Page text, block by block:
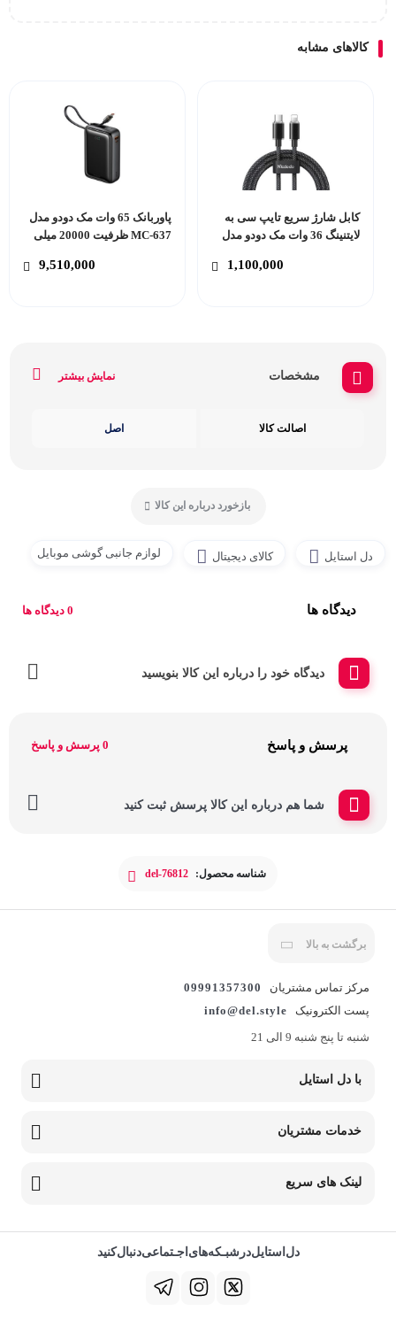
کالاهای مشابه
کابل شارژ سریع تایپ سی به
لایتنینگ 36 وات مک دودو مدل
1,100,000
پاوربانک 65 وات مک دودو مدل
MC-637 ظرفیت 20000 میلی
9,510,000
مشخصات نمایش بیشتر
اصالت کالا اصل
بازخورد درباره این کالا
دل استایل کالای دیجیتال لوازم جانبی گوشی موبایل
دیدگاه ها 0 دیدگاه ها
دیدگاه خود را درباره این کالا بنویسید
پرسش و پاسخ 0 پرسش و پاسخ
شما هم درباره این کالا پرسش ثبت کنید
شناسه محصول: del-76812
برگشت به بالا
مرکز تماس مشتریان
09991357300
پست الکترونیک
info@del.style
شنبه تا پنج شنبه 9 الی 21
با دل استایل
خدمات مشتریان
لینک های سریع
دل‌استایل‌در‌‌شبـکه‌های‌اجـتماعی‌دنبال‌کنید